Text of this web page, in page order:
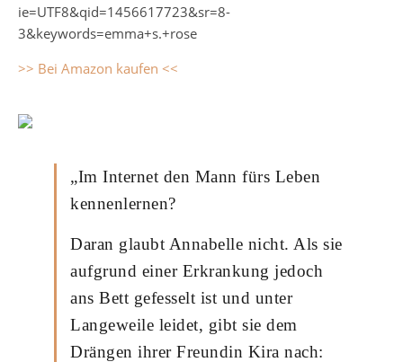
ie=UTF8&qid=1456617723&sr=8-
3&keywords=emma+s.+rose
>> Bei Amazon kaufen <<
„Im Internet den Mann fürs Leben
kennenlernen?
Daran glaubt Annabelle nicht. Als sie
aufgrund einer Erkrankung jedoch
ans Bett gefesselt ist und unter
Langeweile leidet, gibt sie dem
Drängen ihrer Freundin Kira nach: